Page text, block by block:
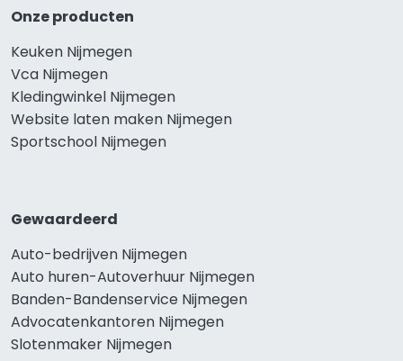
Onze producten
Keuken Nijmegen
Vca Nijmegen
Kledingwinkel Nijmegen
Website laten maken Nijmegen
Sportschool Nijmegen
Gewaardeerd
Auto-bedrijven Nijmegen
Auto huren-Autoverhuur Nijmegen
Banden-Bandenservice Nijmegen
Advocatenkantoren Nijmegen
Slotenmaker Nijmegen